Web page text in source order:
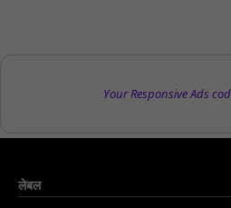
Your Responsive Ads
लेबल